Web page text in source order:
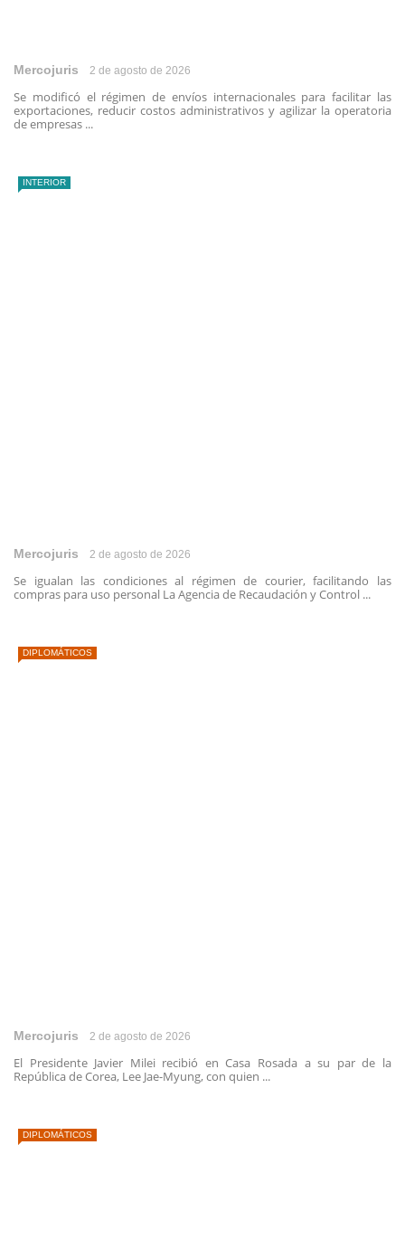
Mercojuris 2 de agosto de 2026
Se modificó el régimen de envíos internacionales para facilitar las
exportaciones, reducir costos administrativos y agilizar la operatoria
de empresas ...
INTERIOR
Mercojuris 2 de agosto de 2026
Se igualan las condiciones al régimen de courier, facilitando las
compras para uso personal La Agencia de Recaudación y Control ...
DIPLOMÁTICOS
Mercojuris 2 de agosto de 2026
El Presidente Javier Milei recibió en Casa Rosada a su par de la
República de Corea, Lee Jae-Myung, con quien ...
DIPLOMÁTICOS